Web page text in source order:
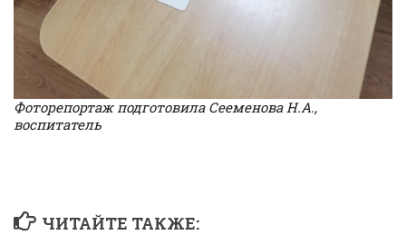
Фоторепортаж подготовила Сееменова Н.А.,
воспитатель
ЧИТАЙТЕ ТАКЖЕ: